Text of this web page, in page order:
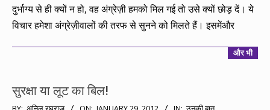
दुर्भाग्य से ही क्यों न हो, वह अंग्रेज़ी हमको मिल गई तो उसे क्यों छोड़ दें। ये
विचार हमेशा अंग्रेज़ीवालों की तरफ से सुनने को मिलते हैं। इसमेंऔर
और भी
सुरक्षा या लूट का बिल!
2012-